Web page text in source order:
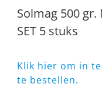
Solmag 500
SET 5 stuks
Klik hier om in
te bestellen.